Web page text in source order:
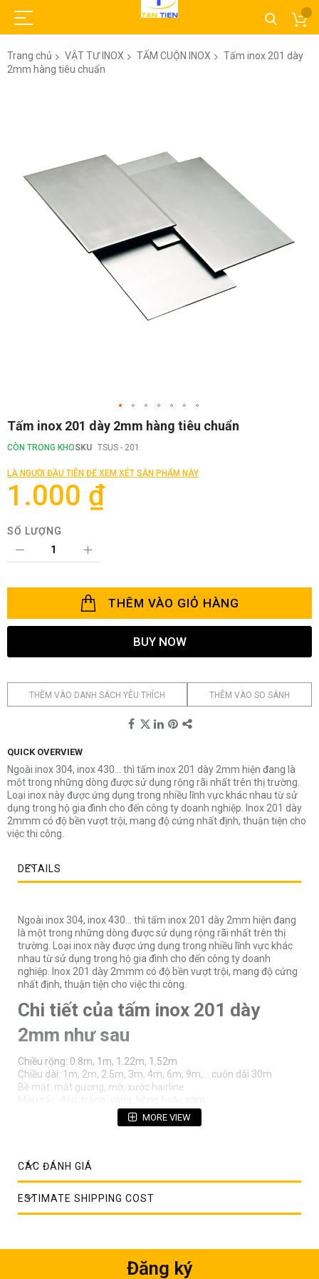
Trang chủ VẬT TƯ INOX TẤM CUỘN INOX
Tấm inox 201 dày
2mm hàng tiêu chuẩn
hình
Chuyển
đến
phần
của
thư
hình
Tấm inox 201 dày 2mm hàng tiêu chuẩn
CÒN TRONG KHOSKU TSUS - 201
LÀ NGƯỜI ĐẦU TIÊN ĐỂ XEM XÉT SẢN PHẨM NÀY
1.000 ₫
SỐ LƯỢNG
THÊM VÀO GIỎ HÀNG
BUY NOW
THÊM VÀO DANH SÁCH YÊU THÍCH THÊM VÀO SO SÁNH
QUICK OVERVIEW
Ngoài inox 304, inox 430… thì tấm inox 201 dày 2mm hiện đang là
một trong những dòng được sử dụng rộng rãi nhất trên thị trường.
Loại inox này được ứng dụng trong nhiều lĩnh vực khác nhau từ sử
dụng trong hộ gia đình cho đến công ty doanh nghiệp. Inox 201 dày
2mmm có độ bền vượt trội, mang độ cứng nhất định, thuận tiện cho
việc thi công.
DETAILS
Ngoài inox 304, inox 430… thì tấm inox 201 dày 2mm hiện đang
là một trong những dòng được sử dụng rộng rãi nhất trên thị
trường. Loại inox này được ứng dụng trong nhiều lĩnh vực khác
nhau từ sử dụng trong hộ gia đình cho đến công ty doanh
nghiệp. Inox 201 dày 2mmm có độ bền vượt trội, mang độ cứng
nhất định, thuận tiện cho việc thi công.
Chi tiết của tấm inox 201 dày
2mm như sau
Chiều rộng: 0.8m, 1m, 1.22m, 1.52m
Chiều dài: 1m, 2m, 2.5m, 3m, 4m, 6m, 9m,… cuộn dài 30m
Bề mặt: mặt gương, mờ, xước hairline
Tiêu chuẩn kỹ thuật: ASTM, AISI, JIS
Nguồn gốc sản phẩm: được nhập khẩu trực tiếp từ các nước
Yêu cầu thành phẩm: tấm inox phải phẳng, màu sắc động đều,
cầu hay mục đích sử dụng của khách hàng
sản phẩm mang lại
MORE VIEW
CÁC ĐÁNH GIÁ
ESTIMATE SHIPPING COST
Đăng ký